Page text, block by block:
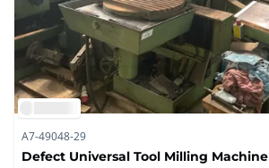
A7-49048-29
Defect Universal Tool Milling Machine